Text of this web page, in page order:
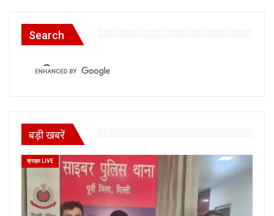
Search
बड़ी खबरें
क्राइम LIVE